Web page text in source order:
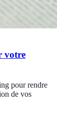
votre
pour rendre
de vos